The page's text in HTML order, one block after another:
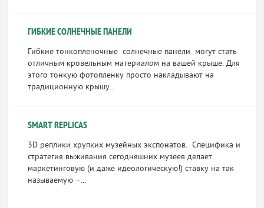
ГИБКИЕ СОЛНЕЧНЫЕ ПАНЕЛИ
Гибкие тонкопленочные солнечные панели могут стать
отличным кровельным материалом на вашей крыше. Для
этого тонкую фотопленку просто накладывают на
традиционную крышу...
SMART REPLICAS
3D реплики хрупких музейных экспонатов. Специфика и
стратегия выживания сегодняшних музеев делает
маркетинговую (и даже идеологическую!) ставку на так
называемую –...